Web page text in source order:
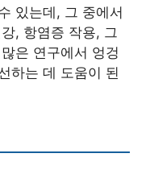
있는데, 그 중에서
, 항염증 작용, 그
은 연구에서 엉겅
하는 데 도움이 된